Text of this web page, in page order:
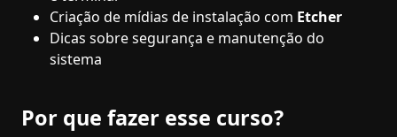
Criação de mídias de instalação com Etcher
Dicas sobre segurança e manutenção do
sistema
Por que fazer esse curso?